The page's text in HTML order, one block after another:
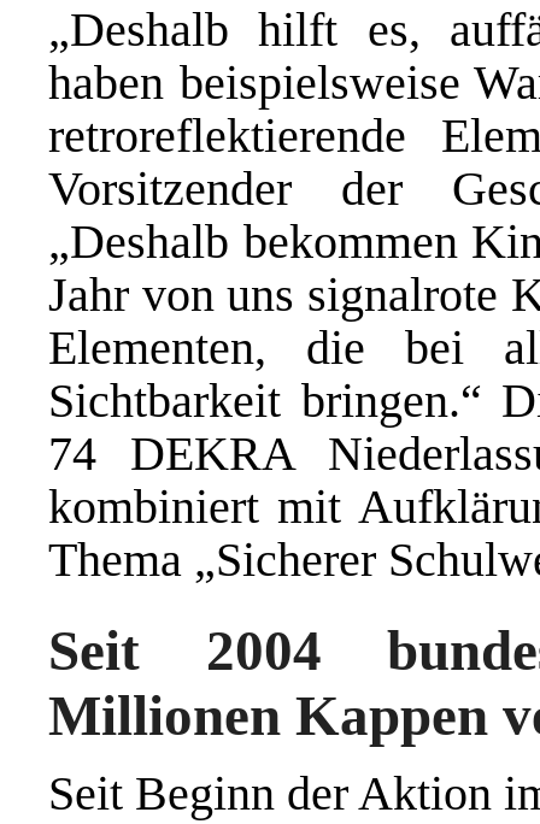
„Deshalb hilft es,
haben beispielsweise
retroreflektierende
Vorsitzender der
„Deshalb bekommen
Jahr von uns signalrote
Elementen, die bei
Sichtbarkeit bringen.“
74 DEKRA
kombiniert mit
Thema „Sicherer
Seit 2004
Millionen Kappen
Seit Beginn der Aktion